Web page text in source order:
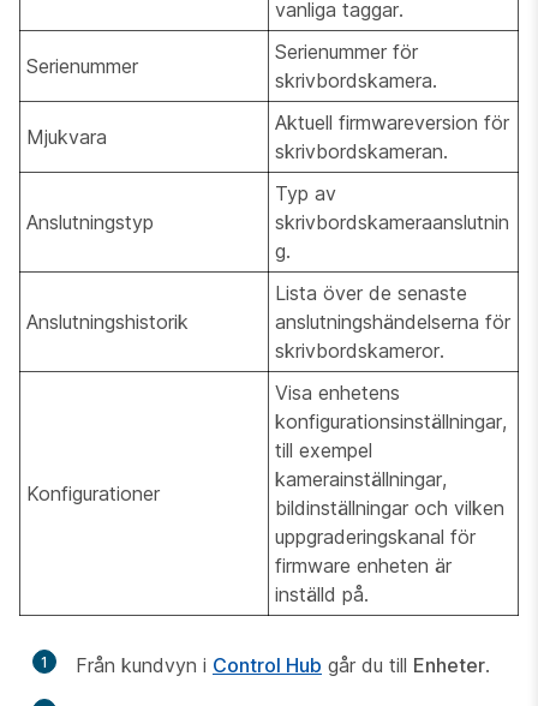
vanliga taggar.
Serienummer
Serienummer för
skrivbordskamera.
Mjukvara
Aktuell firmwareversion för
skrivbordskameran.
Anslutningstyp
Typ av
skrivbordskameraanslutnin
g.
Anslutningshistorik
Lista över de senaste
anslutningshändelserna för
skrivbordskameror.
Konfigurationer
Visa enhetens
konfigurationsinställningar,
till exempel
kamerainställningar,
bildinställningar och vilken
uppgraderingskanal för
firmware enheten är
inställd på.
1 Från kundvyn i Control Hub går du till Enheter.